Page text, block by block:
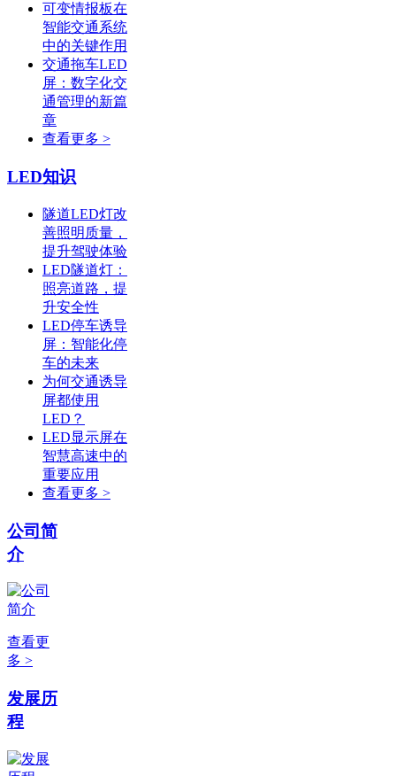
可变情报板在
智能交通系统
中的关键作用
交通拖车LED
屏：数字化交
通管理的新篇
章
查看更多 >
LED知识
隧道LED灯改
善照明质量，
提升驾驶体验
LED隧道灯：
照亮道路，提
升安全性
LED停车诱导
屏：智能化停
车的未来
为何交通诱导
屏都使用
LED？
LED显示屏在
智慧高速中的
重要应用
查看更多 >
公司简
介
查看更
多 >
发展历
程